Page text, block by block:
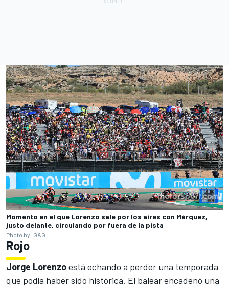
Momento en el que Lorenzo sale por los aires con Márquez,
justo delante, circulando por fuera de la pista
Photo by: G&G
Rojo
Jorge Lorenzoestá echando a perder una temporada
que podía haber sido histórica. El balear encadenó una